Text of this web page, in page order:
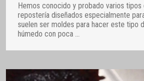
Hemos conocido y probado varios tipos
repostería diseñados especialmente
suelen ser moldes para hacer este tipo
húmedo con poca …